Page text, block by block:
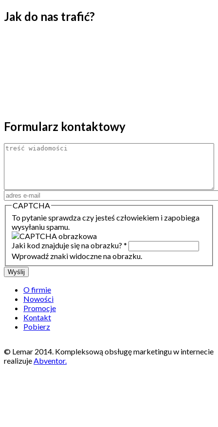
Jak do nas trafić?
Formularz kontaktowy
Treść
Adres email
CAPTCHA
To pytanie sprawdza czy jesteś człowiekiem i zapobiega
wysyłaniu spamu.
Jaki kod znajduje się na obrazku? *
Wprowadź znaki widoczne na obrazku.
O firmie
Nowości
Promocje
Kontakt
Pobierz
© Lemar 2014. Kompleksową obsługę marketingu w internecie
realizujeAbventor.